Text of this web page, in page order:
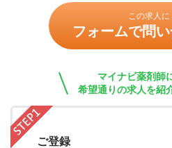
この求人に
フォームで問
マイナビ薬剤師
希望通りの求人を紹
ご登録